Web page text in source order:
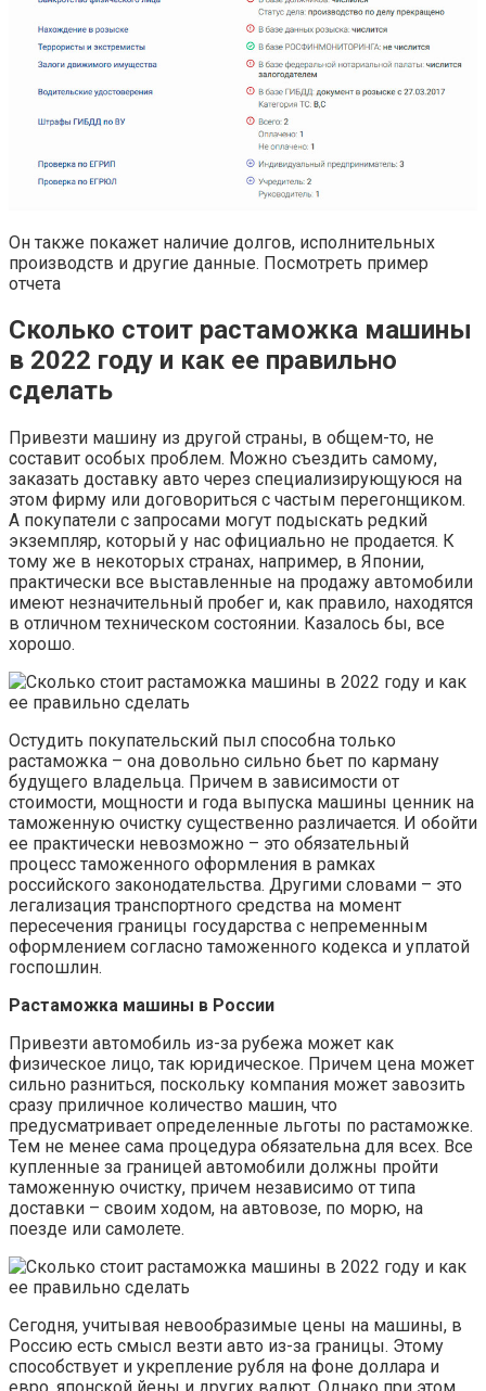
Он также покажет наличие долгов, исполнительных
производств и другие данные. Посмотреть пример
отчета
Сколько стоит растаможка машины
в 2022 году и как ее правильно
сделать
Привезти машину из другой страны, в общем-то, не
составит особых проблем. Можно съездить самому,
заказать доставку авто через специализирующуюся на
этом фирму или договориться с частым перегонщиком.
А покупатели с запросами могут подыскать редкий
экземпляр, который у нас официально не продается. К
тому же в некоторых странах, например, в Японии,
практически все выставленные на продажу автомобили
имеют незначительный пробег и, как правило, находятся
в отличном техническом состоянии. Казалось бы, все
хорошо.
Остудить покупательский пыл способна только
растаможка – она довольно сильно бьет по карману
будущего владельца. Причем в зависимости от
стоимости, мощности и года выпуска машины ценник на
таможенную очистку существенно различается. И обойти
ее практически невозможно – это обязательный
процесс таможенного оформления в рамках
российского законодательства. Другими словами – это
легализация транспортного средства на момент
пересечения границы государства с непременным
оформлением согласно таможенного кодекса и уплатой
госпошлин.
Растаможка машины в России
Привезти автомобиль из-за рубежа может как
физическое лицо, так юридическое. Причем цена может
сильно разниться, поскольку компания может завозить
сразу приличное количество машин, что
предусматривает определенные льготы по растаможке.
Тем не менее сама процедура обязательна для всех. Все
купленные за границей автомобили должны пройти
таможенную очистку, причем независимо от типа
доставки – своим ходом, на автовозе, по морю, на
поезде или самолете.
Сегодня, учитывая невообразимые цены на машины, в
Россию есть смысл везти авто из-за границы. Этому
способствует и укрепление рубля на фоне доллара и